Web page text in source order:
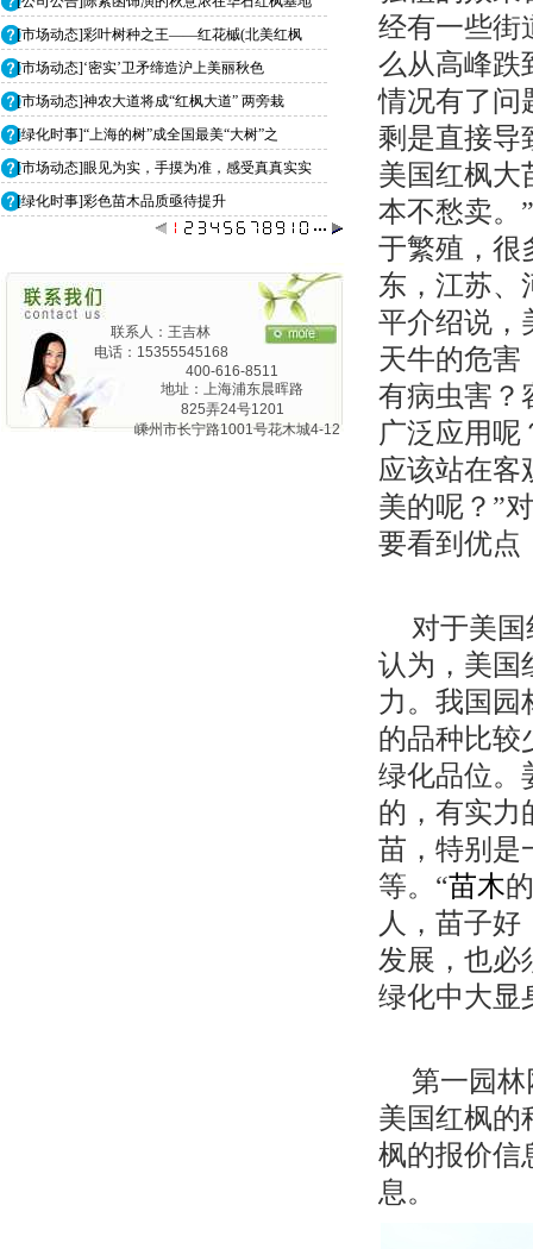
[市场动态]彩叶树种之王——红花槭(北美红枫
[市场动态]‘密实’卫矛缔造沪上美丽秋色
[市场动态]神农大道将成“红枫大道” 两旁栽
[绿化时事]“上海的树”成全国最美“大树”之
[市场动态]眼见为实，手摸为准，感受真真实实
[绿化时事]彩色苗木品质亟待提升
联系人：王吉林
电话：15355545168
400-616-8511
地址：上海浦东晨晖路
825弄24号1201
嵊州市长宁路1001号花木城4-12
经有一些街
么从高峰跌
情况有了问
剩是直接导
美国红枫大
本不愁卖。
于繁殖，很
东，江苏、
平介绍说，
天牛的危害
有病虫害？
广泛应用呢
应该站在客
美的呢？”
要看到优点
对于美
认为，美国
力。我国园
的品种比较
绿化品位。
的，有实力
苗，特别是
等。“苗木
人，苗子
发展，也必
绿化中大显
第一园
美国红枫的
枫的报价信
息。